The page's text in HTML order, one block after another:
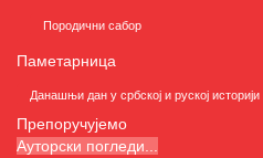
Породични сабор
Паметарница
Данашњи дан у србској и руској историји
Препоручујемо
Ауторски погледи...